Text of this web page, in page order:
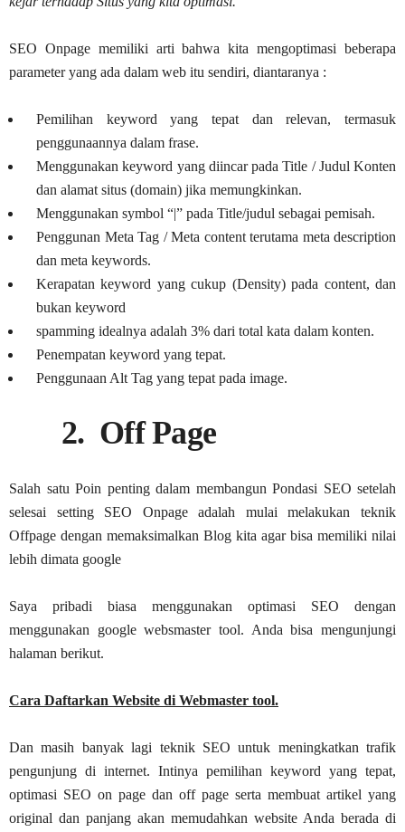
SEO Onpage memiliki arti bahwa kita mengoptimasi beberapa
parameter yang ada dalam web itu sendiri, diantaranya :
Pemilihan keyword yang tepat dan relevan, termasuk
penggunaannya dalam frase.
Menggunakan keyword yang diincar pada Title / Judul Konten
dan alamat situs (domain) jika memungkinkan.
Menggunakan symbol “|” pada Title/judul sebagai pemisah.
Penggunan Meta Tag / Meta content terutama meta description
dan meta keywords.
Kerapatan keyword yang cukup (Density) pada content, dan
bukan keyword
spamming idealnya adalah 3% dari total kata dalam konten.
Penempatan keyword yang tepat.
Penggunaan Alt Tag yang tepat pada image.
2. Off Page
Salah satu Poin penting dalam membangun Pondasi SEO setelah
selesai setting SEO Onpage adalah mulai melakukan teknik
Offpage dengan memaksimalkan Blog kita agar bisa memiliki nilai
lebih dimata google
Saya pribadi biasa menggunakan optimasi SEO dengan
menggunakan google websmaster tool. Anda bisa mengunjungi
halaman berikut.
Cara Daftarkan Website di Webmaster tool.
Dan masih banyak lagi teknik SEO untuk meningkatkan trafik
pengunjung di internet. Intinya pemilihan keyword yang tepat,
optimasi SEO on page dan off page serta membuat artikel yang
original dan panjang akan memudahkan website Anda berada di